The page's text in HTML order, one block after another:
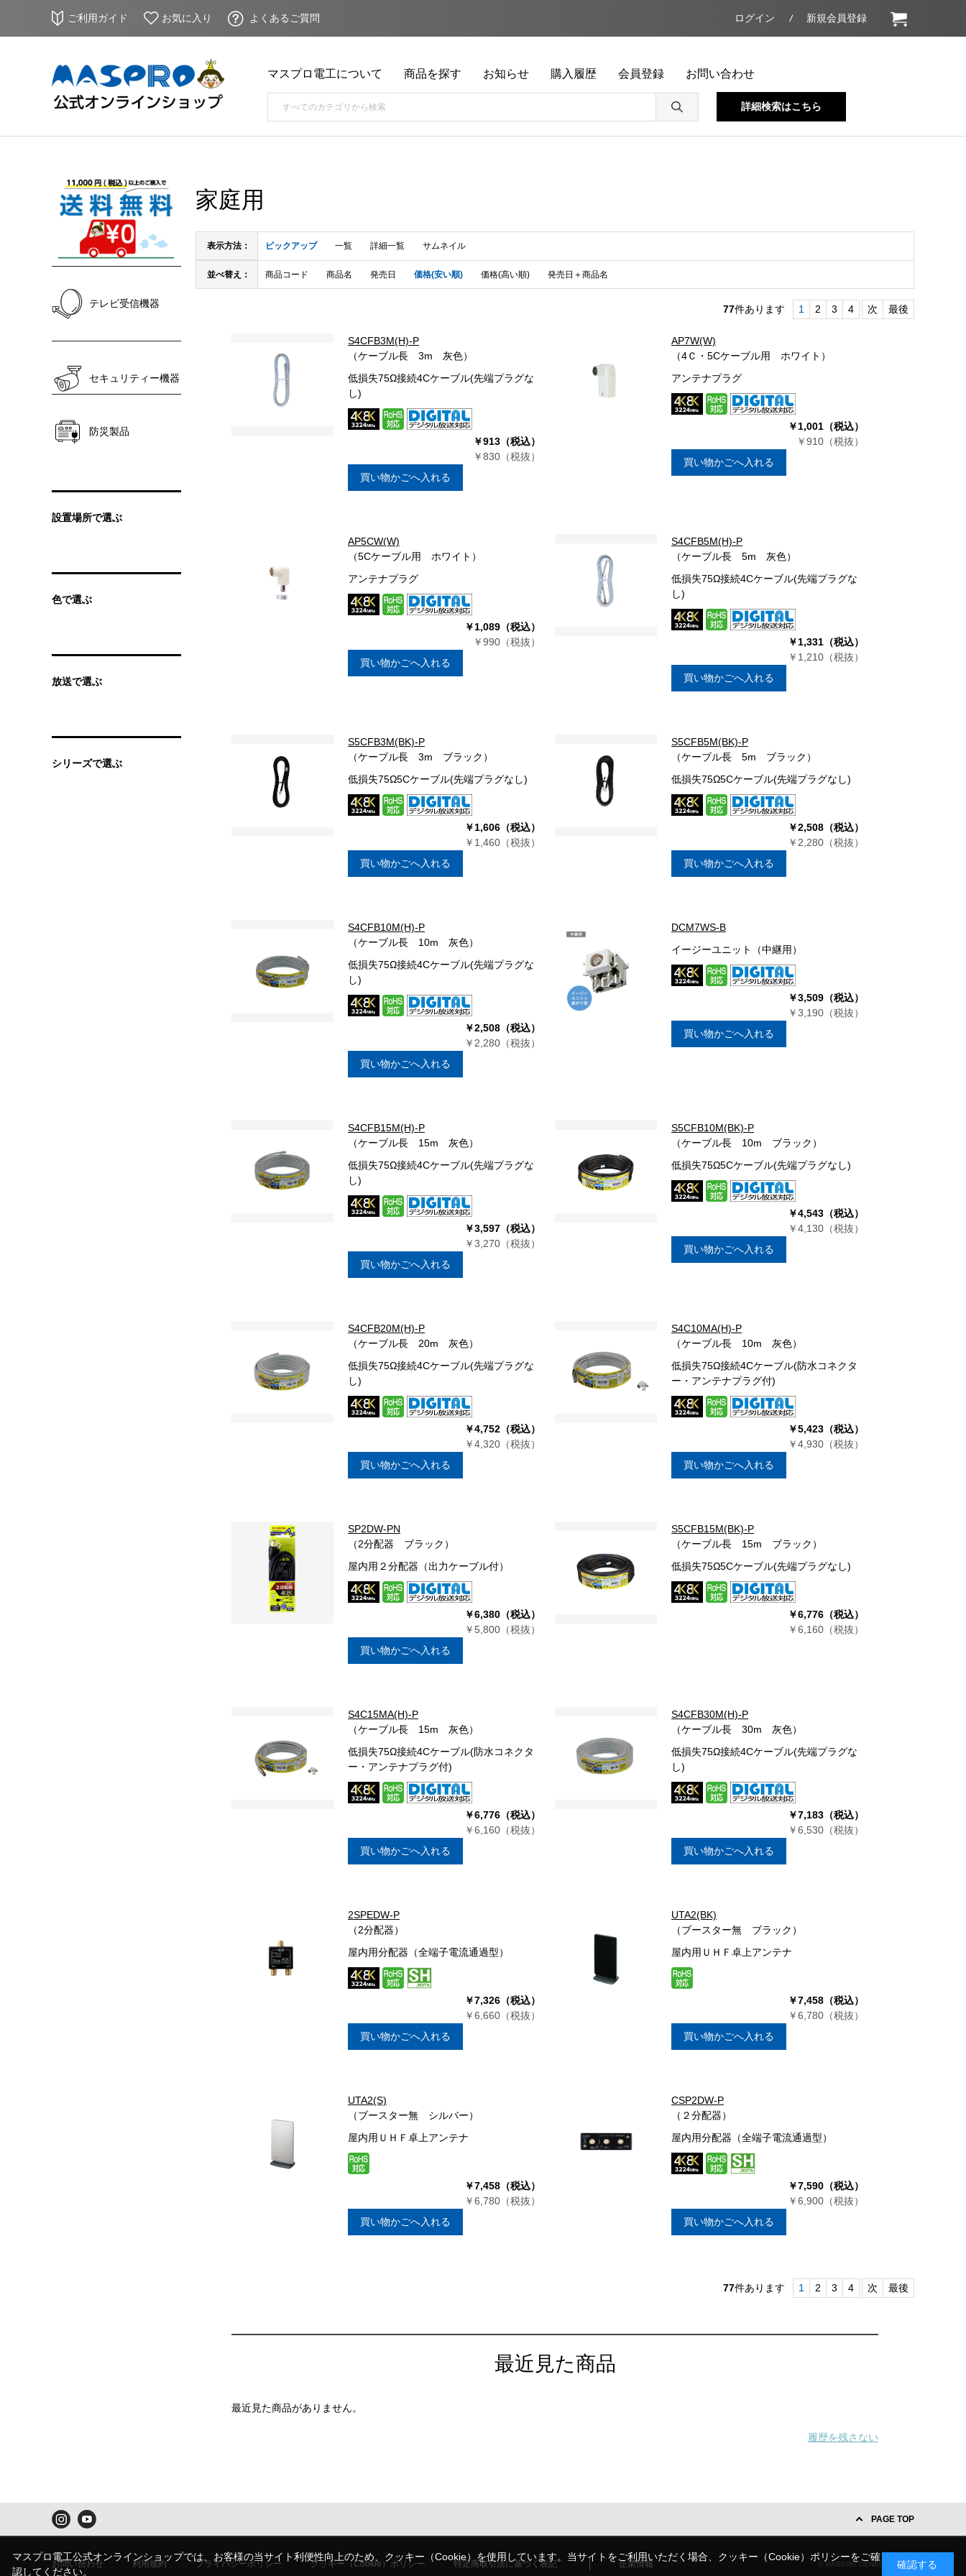
ご利用ガイド お気に入り よくあるご質問 ログイン 新規会員登録
マスプロ電工について 商品を探す お知らせ 購入履歴 会員登録 お問い合わせ
詳細検索はこちら
テレビ受信機器
セキュリティー機器
防災製品
設置場所で選ぶ
色で選ぶ
放送で選ぶ
シリーズで選ぶ
家庭用
表示方法： ピックアップ 一覧 詳細一覧 サムネイル
並べ替え： 商品コード 商品名 発売日 価格(安い順) 価格(高い順) 発売日＋商品名
77件あります 1 2 3 4 次 最後
S4CFB3M(H)-P
（ケーブル長 3m 灰色）
低損失75Ω接続4Cケーブル(先端プラグな
し)
￥913（税込）
￥830（税抜）
買い物かごへ入れる
AP7W(W)
（4Ｃ・5Cケーブル用 ホワイト）
アンテナプラグ
￥1,001（税込）
￥910（税抜）
買い物かごへ入れる
AP5CW(W)
（5Cケーブル用 ホワイト）
アンテナプラグ
￥1,089（税込）
￥990（税抜）
買い物かごへ入れる
S4CFB5M(H)-P
（ケーブル長 5m 灰色）
低損失75Ω接続4Cケーブル(先端プラグな
し)
￥1,331（税込）
￥1,210（税抜）
買い物かごへ入れる
S5CFB3M(BK)-P
（ケーブル長 3m ブラック）
低損失75Ω5Cケーブル(先端プラグなし)
￥1,606（税込）
￥1,460（税抜）
買い物かごへ入れる
S5CFB5M(BK)-P
（ケーブル長 5m ブラック）
低損失75Ω5Cケーブル(先端プラグなし)
￥2,508（税込）
￥2,280（税抜）
買い物かごへ入れる
S4CFB10M(H)-P
（ケーブル長 10m 灰色）
低損失75Ω接続4Cケーブル(先端プラグな
し)
￥2,508（税込）
￥2,280（税抜）
買い物かごへ入れる
DCM7WS-B
イージーユニット（中継用）
￥3,509（税込）
￥3,190（税抜）
買い物かごへ入れる
S4CFB15M(H)-P
（ケーブル長 15m 灰色）
低損失75Ω接続4Cケーブル(先端プラグな
し)
￥3,597（税込）
￥3,270（税抜）
買い物かごへ入れる
S5CFB10M(BK)-P
（ケーブル長 10m ブラック）
低損失75Ω5Cケーブル(先端プラグなし)
￥4,543（税込）
￥4,130（税抜）
買い物かごへ入れる
S4CFB20M(H)-P
（ケーブル長 20m 灰色）
低損失75Ω接続4Cケーブル(先端プラグな
し)
￥4,752（税込）
￥4,320（税抜）
買い物かごへ入れる
S4C10MA(H)-P
（ケーブル長 10m 灰色）
低損失75Ω接続4Cケーブル(防水コネクタ
ー・アンテナプラグ付)
￥5,423（税込）
￥4,930（税抜）
買い物かごへ入れる
SP2DW-PN
（2分配器 ブラック）
屋内用２分配器（出力ケーブル付）
￥6,380（税込）
￥5,800（税抜）
買い物かごへ入れる
S5CFB15M(BK)-P
（ケーブル長 15m ブラック）
低損失75Ω5Cケーブル(先端プラグなし)
￥6,776（税込）
￥6,160（税抜）
S4C15MA(H)-P
（ケーブル長 15m 灰色）
低損失75Ω接続4Cケーブル(防水コネクタ
ー・アンテナプラグ付)
￥6,776（税込）
￥6,160（税抜）
買い物かごへ入れる
S4CFB30M(H)-P
（ケーブル長 30m 灰色）
低損失75Ω接続4Cケーブル(先端プラグな
し)
￥7,183（税込）
￥6,530（税抜）
買い物かごへ入れる
2SPEDW-P
（2分配器）
屋内用分配器（全端子電流通過型）
￥7,326（税込）
￥6,660（税抜）
買い物かごへ入れる
UTA2(BK)
（ブースター無 ブラック）
屋内用ＵＨＦ卓上アンテナ
￥7,458（税込）
￥6,780（税抜）
買い物かごへ入れる
UTA2(S)
（ブースター無 シルバー）
屋内用ＵＨＦ卓上アンテナ
￥7,458（税込）
￥6,780（税抜）
買い物かごへ入れる
CSP2DW-P
（２分配器）
屋内用分配器（全端子電流通過型）
￥7,590（税込）
￥6,900（税抜）
買い物かごへ入れる
77件あります 1 2 3 4 次 最後
最近見た商品
最近見た商品がありません。
履歴を残さない
PAGE TOP
お問い合わせ 利用規約 プライバシーポリシー クッキー（Cookie）ポリシー 特定商取引法に基づく表記 企業情報 © MASPRO DENKOH CORP.
マスプロ電工公式オンラインショップでは、お客様の当サイト利便性向上のため、クッキー（Cookie）を使用しています。当サイトをご利用いただく場合、クッキー（Cookie）ポリシーをご確
認してください。
確認する